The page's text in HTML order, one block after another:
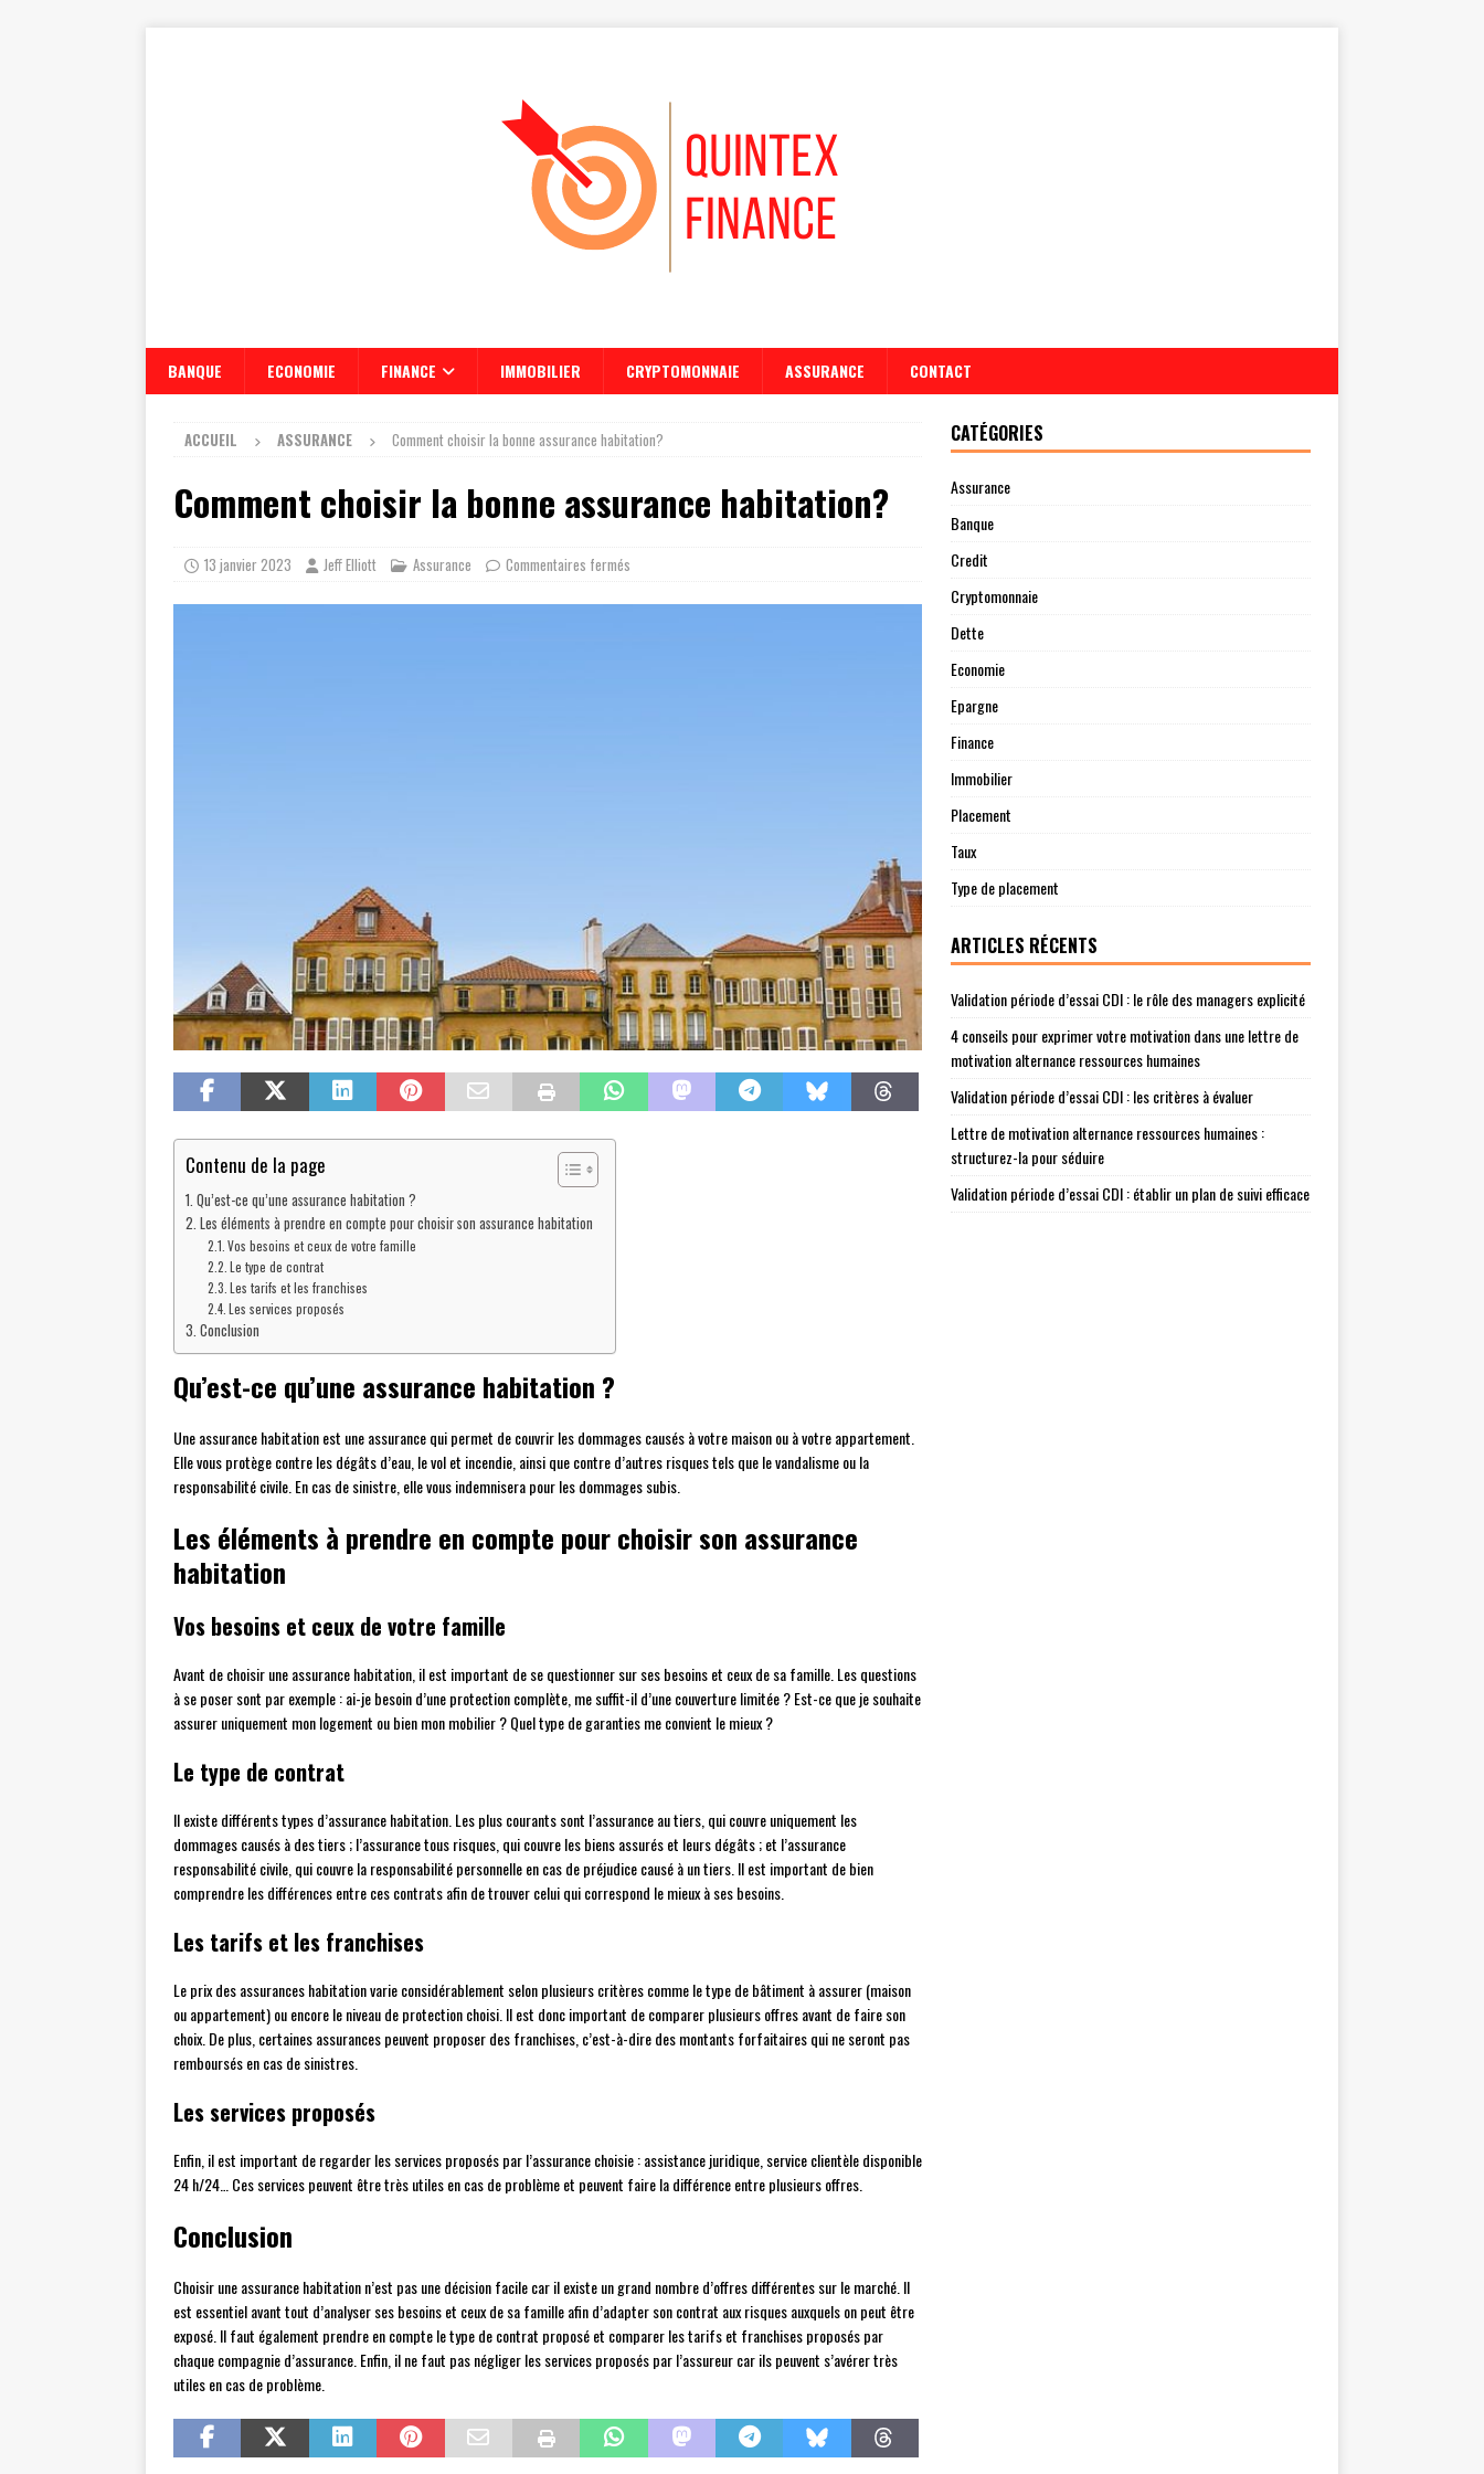
BANQUE ECONOMIE FINANCE IMMOBILIER CRYPTOMONNAIE ASSURANCE CONTACT
ACCUEIL ASSURANCE Comment choisir la bonne assurance habitation?
Comment choisir la bonne assurance habitation?
13 janvier 2023 Jeff Elliott Assurance Commentaires fermés
Contenu de la page
Qu’est-ce qu’une assurance habitation ?
Les éléments à prendre en compte pour choisir son assurance habitation
Vos besoins et ceux de votre famille
Le type de contrat
Les tarifs et les franchises
Les services proposés
Conclusion
Qu’est-ce qu’une assurance habitation ?
Une assurance habitation est une assurance qui permet de couvrir les dommages causés à votre maison ou à votre appartement.
Elle vous protège contre les dégâts d’eau, le vol et incendie, ainsi que contre d’autres risques tels que le vandalisme ou la
responsabilité civile. En cas de sinistre, elle vous indemnisera pour les dommages subis.
Les éléments à prendre en compte pour choisir son assurance
habitation
Vos besoins et ceux de votre famille
Avant de choisir une assurance habitation, il est important de se questionner sur ses besoins et ceux de sa famille. Les questions
à se poser sont par exemple : ai-je besoin d’une protection complète, me suffit-il d’une couverture limitée ? Est-ce que je souhaite
assurer uniquement mon logement ou bien mon mobilier ? Quel type de garanties me convient le mieux ?
Le type de contrat
Il existe différents types d’assurance habitation. Les plus courants sont l’assurance au tiers, qui couvre uniquement les
dommages causés à des tiers ; l’assurance tous risques, qui couvre les biens assurés et leurs dégâts ; et l’assurance
responsabilité civile, qui couvre la responsabilité personnelle en cas de préjudice causé à un tiers. Il est important de bien
comprendre les différences entre ces contrats afin de trouver celui qui correspond le mieux à ses besoins.
Les tarifs et les franchises
Le prix des assurances habitation varie considérablement selon plusieurs critères comme le type de bâtiment à assurer (maison
ou appartement) ou encore le niveau de protection choisi. Il est donc important de comparer plusieurs offres avant de faire son
choix. De plus, certaines assurances peuvent proposer des franchises, c’est-à-dire des montants forfaitaires qui ne seront pas
remboursés en cas de sinistres.
Les services proposés
Enfin, il est important de regarder les services proposés par l’assurance choisie : assistance juridique, service clientèle disponible
24 h/24… Ces services peuvent être très utiles en cas de problème et peuvent faire la différence entre plusieurs offres.
Conclusion
Choisir une assurance habitation n’est pas une décision facile car il existe un grand nombre d’offres différentes sur le marché. Il
est essentiel avant tout d’analyser ses besoins et ceux de sa famille afin d’adapter son contrat aux risques auxquels on peut être
exposé. Il faut également prendre en compte le type de contrat proposé et comparer les tarifs et franchises proposés par
chaque compagnie d’assurance. Enfin, il ne faut pas négliger les services proposés par l’assureur car ils peuvent s’avérer très
utiles en cas de problème.
CATÉGORIES
Assurance
Banque
Credit
Cryptomonnaie
Dette
Economie
Epargne
Finance
Immobilier
Placement
Taux
Type de placement
ARTICLES RÉCENTS
Validation période d’essai CDI : le rôle des managers explicité
4 conseils pour exprimer votre motivation dans une lettre de
motivation alternance ressources humaines
Validation période d’essai CDI : les critères à évaluer
Lettre de motivation alternance ressources humaines :
structurez-la pour séduire
Validation période d’essai CDI : établir un plan de suivi efficace